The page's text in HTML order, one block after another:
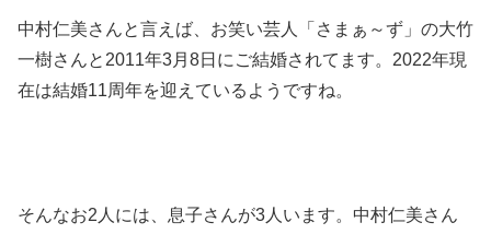
中村仁美さんと言えば、お笑い芸人「さまぁ～ず」の大竹
一樹さんと2011年3月8日にご結婚されてます。2022年現
在は結婚11周年を迎えているようですね。
そんなお2人には、息子さんが3人います。中村仁美さん